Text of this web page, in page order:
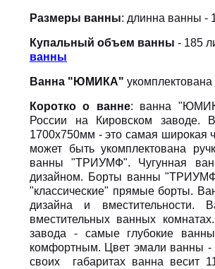
Размеры ванны: длинна ванны -
Купальный объем ванны - 185
ванны
Ванна "ЮМИКА"
Коротко о ванне: ванна
России на Кировском заводе.
1700х750мм - это самая широкая
может быть укомплектована
ванны "ТРИУМФ". Чугунная
дизайном. Борты ванны
"классические" прямые борты.
дизайна и
вместительных ванных
завода - самые глубокие
комфортным. Цвет эмали ванны -
своих габаритах ванна весит